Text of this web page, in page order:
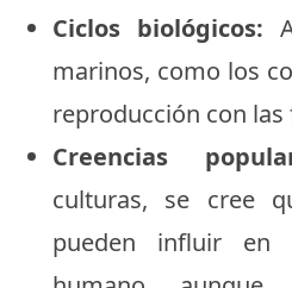
Ciclos biológicos:
marinos, como los
reproducción con las
Creencias
culturas, se cree
pueden influir en